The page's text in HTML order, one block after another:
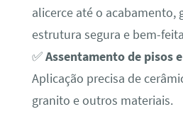
alicerce até o acabamento,
estrutura segura e bem-
✅Assentamento de pisos
Aplicação precisa de
granito e outros materiais.